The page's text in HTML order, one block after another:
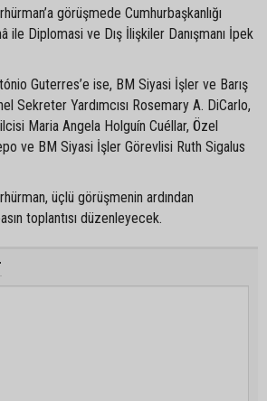
görüşmede Cumhurbaşkanlığı
ile Diplomasi ve Dış İlişkiler Danışmanı İpek
Guterres’e ise, BM Siyasi İşler ve Barış
Sekreter Yardımcısı Rosemary A. DiCarlo,
Maria Angela Holguín Cuéllar, Özel
ve BM Siyasi İşler Görevlisi Ruth Sigalus
üçlü görüşmenin ardından
toplantısı düzenleyecek.